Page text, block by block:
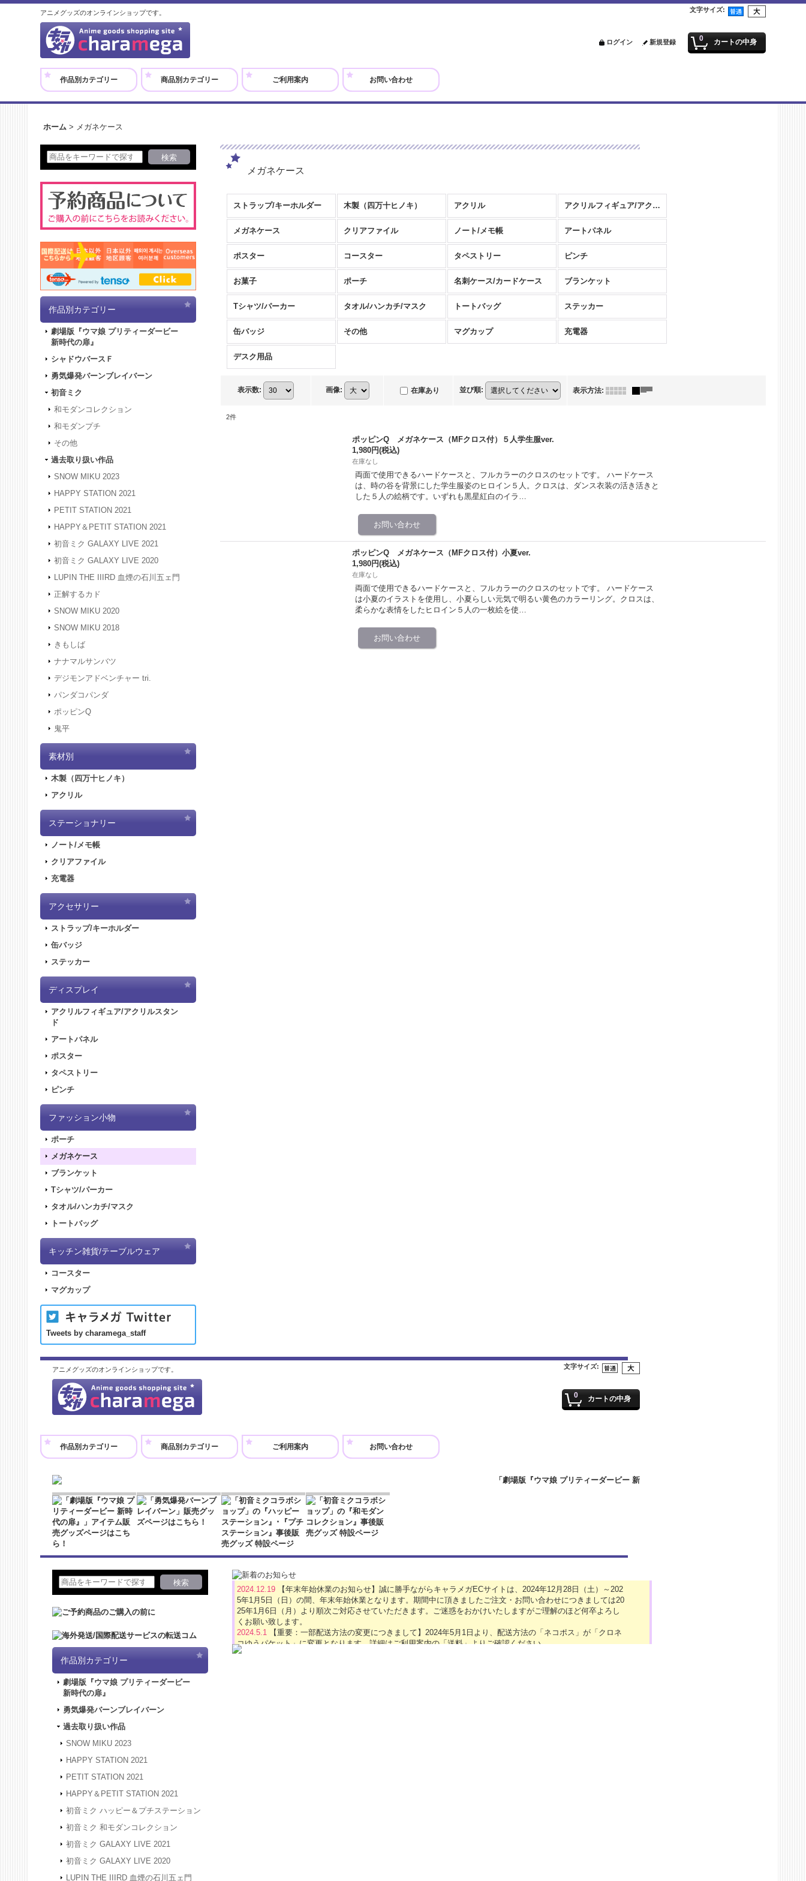
アニメグッズのオンラインショップです。 文字サイズ:
0 カートの中身
ログイン 新規登録
作品別カテゴリー 商品別カテゴリー ご利用案内 お問い合わせ
ホーム > メガネケース
作品別カテゴリー
劇場版『ウマ娘 プリティーダービー
新時代の扉』
シャドウバースＦ
勇気爆発バーンブレイバーン
初音ミク
和モダンコレクション
和モダンプチ
その他
過去取り扱い作品
SNOW MIKU 2023
HAPPY STATION 2021
PETIT STATION 2021
HAPPY＆PETIT STATION 2021
初音ミク GALAXY LIVE 2021
初音ミク GALAXY LIVE 2020
LUPIN THE IIIRD 血煙の石川五ェ門
正解するカド
SNOW MIKU 2020
SNOW MIKU 2018
きもしば
ナナマルサンバツ
デジモンアドベンチャー tri.
パンダコパンダ
ポッピンQ
鬼平
素材別
木製（四万十ヒノキ）
アクリル
ステーショナリー
ノート/メモ帳
クリアファイル
充電器
アクセサリー
ストラップ/キーホルダー
缶バッジ
ステッカー
ディスプレイ
アクリルフィギュア/アクリルスタン
ド
アートパネル
ポスター
タペストリー
ピンチ
ファッション小物
ポーチ
メガネケース
ブランケット
Tシャツ/パーカー
タオル/ハンカチ/マスク
トートバッグ
キッチン雑貨/テーブルウェア
コースター
マグカップ
Tweets by charamega_staff
アニメグッズのオンラインショップです。 文字サイズ:
0 カートの中身
作品別カテゴリー 商品別カテゴリー ご利用案内 お問い合わせ
作品別カテゴリー
劇場版『ウマ娘 プリティーダービー
新時代の扉』
勇気爆発バーンブレイバーン
過去取り扱い作品
SNOW MIKU 2023
HAPPY STATION 2021
PETIT STATION 2021
HAPPY＆PETIT STATION 2021
初音ミク ハッピー＆プチステーション
初音ミク 和モダンコレクション
初音ミク GALAXY LIVE 2021
初音ミク GALAXY LIVE 2020
LUPIN THE IIIRD 血煙の石川五ェ門
2024.12.19
【年末年始休業のお知らせ】誠に勝手ながらキャラメガECサイトは、2024年12月28日（土）～202
5年1月5日（日）の間、年末年始休業となります。期間中に頂きましたご注文・お問い合わせにつきましては20
25年1月6日（月）より順次ご対応させていただきます。ご迷惑をおかけいたしますがご理解のほど何卒よろし
くお願い致します。
2024.5.1
【重要：一部配送方法の変更につきまして】2024年5月1日より、配送方法の「ネコポス」が「クロネ
コゆうパケット」に変更となります。詳細はご利用案内の「送料」よりご確認ください。
2024.4.16
メガネケース
ストラップ/キーホルダー 木製（四万十ヒノキ） アクリル アクリルフィギュア/アクリルスタンド
メガネケース クリアファイル ノート/メモ帳 アートパネル
ポスター コースター タペストリー ピンチ
お菓子 ポーチ 名刺ケース/カードケース ブランケット
Tシャツ/パーカー タオル/ハンカチ/マスク トートバッグ ステッカー
缶バッジ その他 マグカップ 充電器
デスク用品
表示数: 画像: 在庫あり 並び順: 表示方法:
2件
ポッピンQ メガネケース（MFクロス付）５人学生服ver.
1,980円(税込)
在庫なし
両面で使用できるハードケースと、フルカラーのクロスのセットです。 ハードケース
は、時の谷を背景にした学生服姿のヒロイン５人。クロスは、ダンス衣装の活き活きと
した５人の絵柄です。いずれも黒星紅白のイラ…
ポッピンQ メガネケース（MFクロス付）小夏ver.
1,980円(税込)
在庫なし
両面で使用できるハードケースと、フルカラーのクロスのセットです。 ハードケース
は小夏のイラストを使用し、小夏らしい元気で明るい黄色のカラーリング。クロスは、
柔らかな表情をしたヒロイン５人の一枚絵を使…